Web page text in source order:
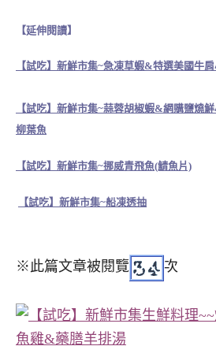
【延伸閱讀】
【試吃】新鮮市集~急凍草蝦&特選美國牛
【試吃】新鮮市集~蒜蓉胡椒蝦&網購鹽燒
柳葉魚
【試吃】新鮮市集~挪威青飛魚(鯖魚片)
【試吃】新鮮市集~船凍透抽
※此篇文章被閱覽 次